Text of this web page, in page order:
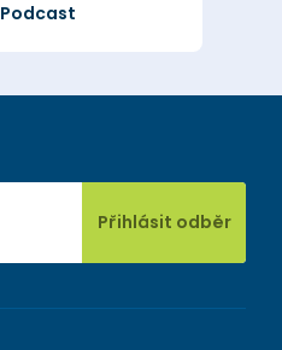
Podcast
Přihlásit odběr